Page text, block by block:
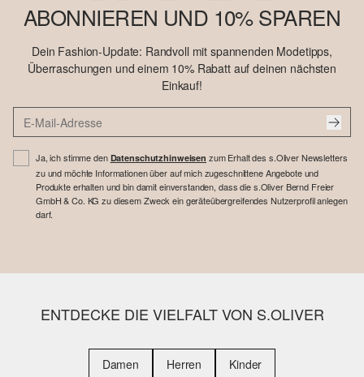
ABONNIEREN UND 10% SPAREN
Dein Fashion-Update: Randvoll mit spannenden Modetipps,
Überraschungen und einem 10% Rabatt auf deinen nächsten
Einkauf!
Ja, ich stimme den Datenschutzhinweisen zum Erhalt des s.Oliver Newsletters
zu und möchte Informationen über auf mich zugeschnittene Angebote und
Produkte erhalten und bin damit einverstanden, dass die s.Oliver Bernd Freier
GmbH & Co. KG zu diesem Zweck ein geräteübergreifendes Nutzerprofil anlegen
darf.
ENTDECKE DIE VIELFALT VON S.OLIVER
Damen Herren Kinder